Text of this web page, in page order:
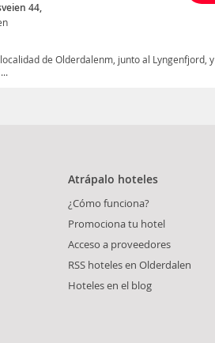
44,
de Olderdalenm, junto al Lyngenfjord,
Atrápalo hoteles
¿Cómo funciona?
Promociona tu hotel
Acceso a proveedores
RSS hoteles en Olderdalen
Hoteles en el blog